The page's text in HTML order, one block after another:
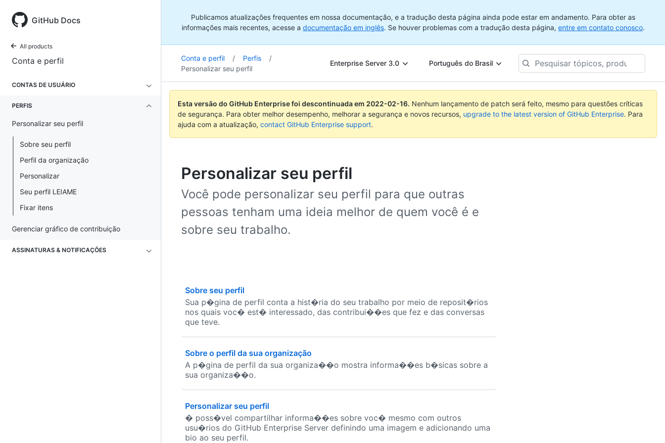
GitHub Docs
All products
Conta e perfil
CONTAS DE USUÁRIO
PERFIS
Personalizar seu perfil
Sobre seu perfil
Perfil da organização
Personalizar
Seu perfil LEIAME
Fixar itens
Gerenciar gráfico de contribuição
ASSINATURAS & NOTIFICAÇÕES
Publicamos atualizações frequentes em nossa documentação, e a tradução desta página ainda pode estar em andamento. Para obter as
informações mais recentes, acesse a documentação em inglês. Se houver problemas com a tradução desta página, entre em contato conosco.
Conta e perfil / Perfis
/
Personalizar seu perfil
Enterprise Server 3.0 Português do Brasil
Pesquisar
tópicos,
Esta versão do GitHub Enterprise foi descontinuada em 2022-02-16. Nenhum lançamento de patch será feito, mesmo para questões críticas
de segurança. Para obter melhor desempenho, melhorar a segurança e novos recursos, upgrade to the latest version of GitHub Enterprise. Para
ajuda com a atualização, contact GitHub Enterprise support.
Personalizar seu perfil
Você pode personalizar seu perfil para que outras
pessoas tenham uma ideia melhor de quem você é e
sobre seu trabalho.
Sobre seu perfil
Sua p�gina de perfil conta a hist�ria do seu trabalho por meio de reposit�rios
nos quais voc� est� interessado, das contribui��es que fez e das conversas
que teve.
Sobre o perfil da sua organização
A p�gina de perfil da sua organiza��o mostra informa��es b�sicas sobre a
sua organiza��o.
Personalizar seu perfil
� poss�vel compartilhar informa��es sobre voc� mesmo com outros
usu�rios do GitHub Enterprise Server definindo uma imagem e adicionando uma
bio ao seu perfil.